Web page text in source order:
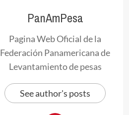
PanAmPesa
Pagina Web Oficial de la
Federación Panamericana de
Levantamiento de pesas
See author's posts